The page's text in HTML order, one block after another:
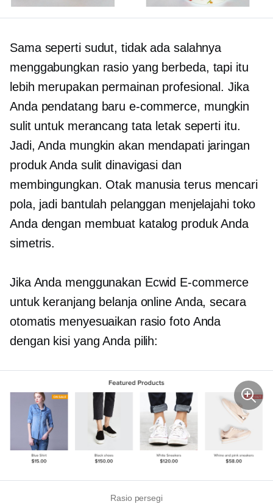
Sama seperti sudut, tidak ada salahnya
menggabungkan rasio yang berbeda, tapi itu
lebih merupakan permainan profesional. Jika
Anda pendatang baru e-commerce, mungkin
sulit untuk merancang tata letak seperti itu.
Jadi, Anda mungkin akan mendapati jaringan
produk Anda sulit dinavigasi dan
membingungkan. Otak manusia terus mencari
pola, jadi bantulah pelanggan menjelajahi toko
Anda dengan membuat katalog produk Anda
simetris.
Jika Anda menggunakan Ecwid E-commerce
untuk keranjang belanja online Anda, secara
otomatis menyesuaikan rasio foto Anda
dengan kisi yang Anda pilih:
Rasio persegi